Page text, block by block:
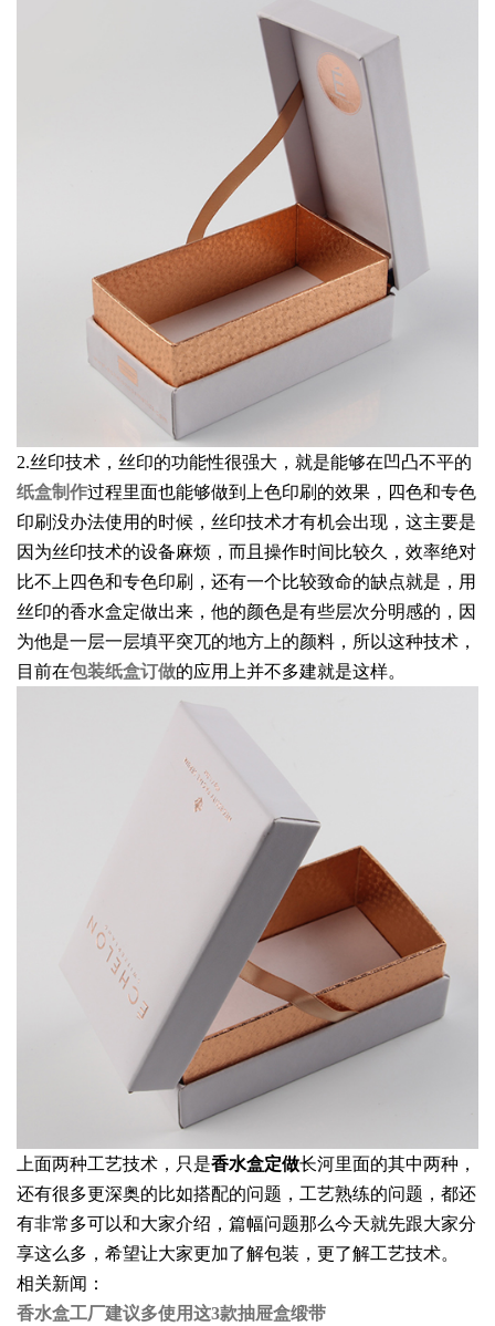
2.丝印技术，丝印的功能性很强大，就是能够在凹凸不平的
纸盒制作过程里面也能够做到上色印刷的效果，四色和专色
印刷没办法使用的时候，丝印技术才有机会出现，这主要是
因为丝印技术的设备麻烦，而且操作时间比较久，效率绝对
比不上四色和专色印刷，还有一个比较致命的缺点就是，用
丝印的香水盒定做出来，他的颜色是有些层次分明感的，因
为他是一层一层填平突兀的地方上的颜料，所以这种技术，
目前在包装纸盒订做的应用上并不多建就是这样。
上面两种工艺技术，只是香水盒定做长河里面的其中两种，
还有很多更深奥的比如搭配的问题，工艺熟练的问题，都还
有非常多可以和大家介绍，篇幅问题那么今天就先跟大家分
享这么多，希望让大家更加了解包装，更了解工艺技术。
相关新闻：
香水盒工厂建议多使用这3款抽屉盒缎带